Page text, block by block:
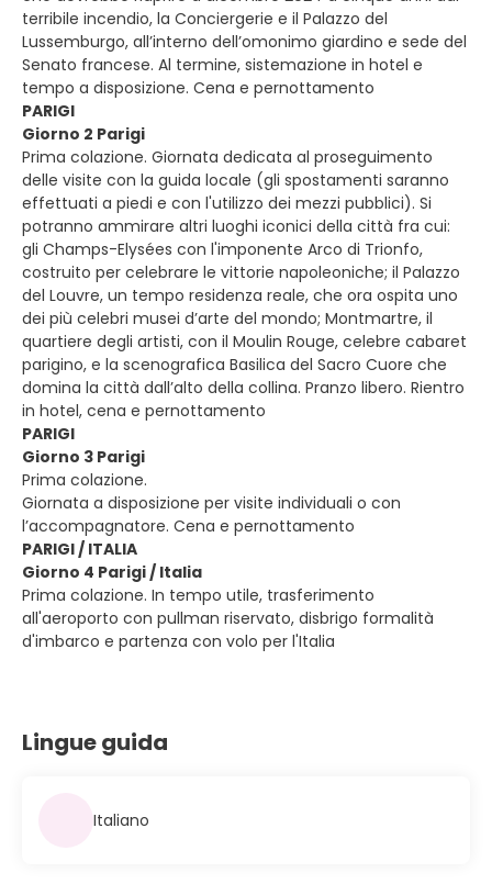
terribile incendio, la Conciergerie e il Palazzo del
Lussemburgo, all’interno dell’omonimo giardino e sede del
Senato francese. Al termine, sistemazione in hotel e
tempo a disposizione. Cena e pernottamento
PARIGI
Giorno 2 Parigi
Prima colazione. Giornata dedicata al proseguimento
delle visite con la guida locale (gli spostamenti saranno
effettuati a piedi e con l'utilizzo dei mezzi pubblici). Si
potranno ammirare altri luoghi iconici della città fra cui:
gli Champs-Elysées con l'imponente Arco di Trionfo,
costruito per celebrare le vittorie napoleoniche; il Palazzo
del Louvre, un tempo residenza reale, che ora ospita uno
dei più celebri musei d’arte del mondo; Montmartre, il
quartiere degli artisti, con il Moulin Rouge, celebre cabaret
parigino, e la scenografica Basilica del Sacro Cuore che
domina la città dall’alto della collina. Pranzo libero. Rientro
in hotel, cena e pernottamento
PARIGI
Giorno 3 Parigi
Prima colazione.
Giornata a disposizione per visite individuali o con
l’accompagnatore. Cena e pernottamento
PARIGI / ITALIA
Giorno 4 Parigi / Italia
Prima colazione. In tempo utile, trasferimento
all'aeroporto con pullman riservato, disbrigo formalità
d'imbarco e partenza con volo per l'Italia
Lingue guida
Italiano